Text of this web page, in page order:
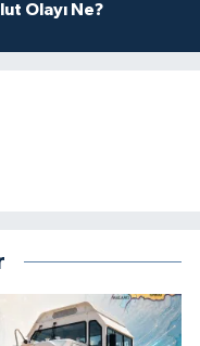
Olayı Ne?